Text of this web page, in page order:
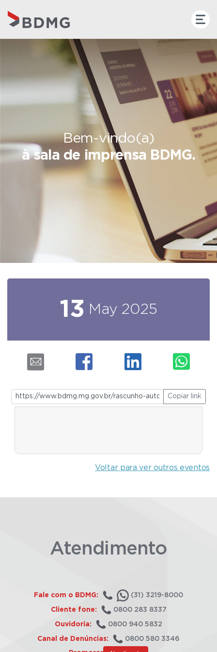
Bem-vindo(a)
à sala de imprensa BDMG.
13 May 2025
Copiar link
Voltar para ver outros eventos
Atendimento
Fale com o BDMG: (31) 3219-8000
Cliente fone: 0800 283 8337
Ouvidoria: 0800 940 5832
Canal de Denúncias: 0800 580 3346